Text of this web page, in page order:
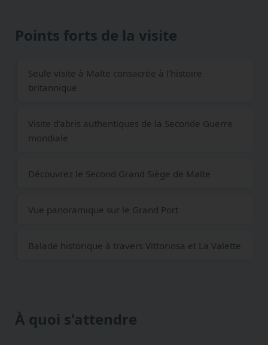
Points forts de la visite
Seule visite à Malte consacrée à l’histoire
britannique
Visite d’abris authentiques de la Seconde Guerre
mondiale
Découvrez le Second Grand Siège de Malte
Vue panoramique sur le Grand Port
Balade historique à travers Vittoriosa et La Valette
À quoi s'attendre